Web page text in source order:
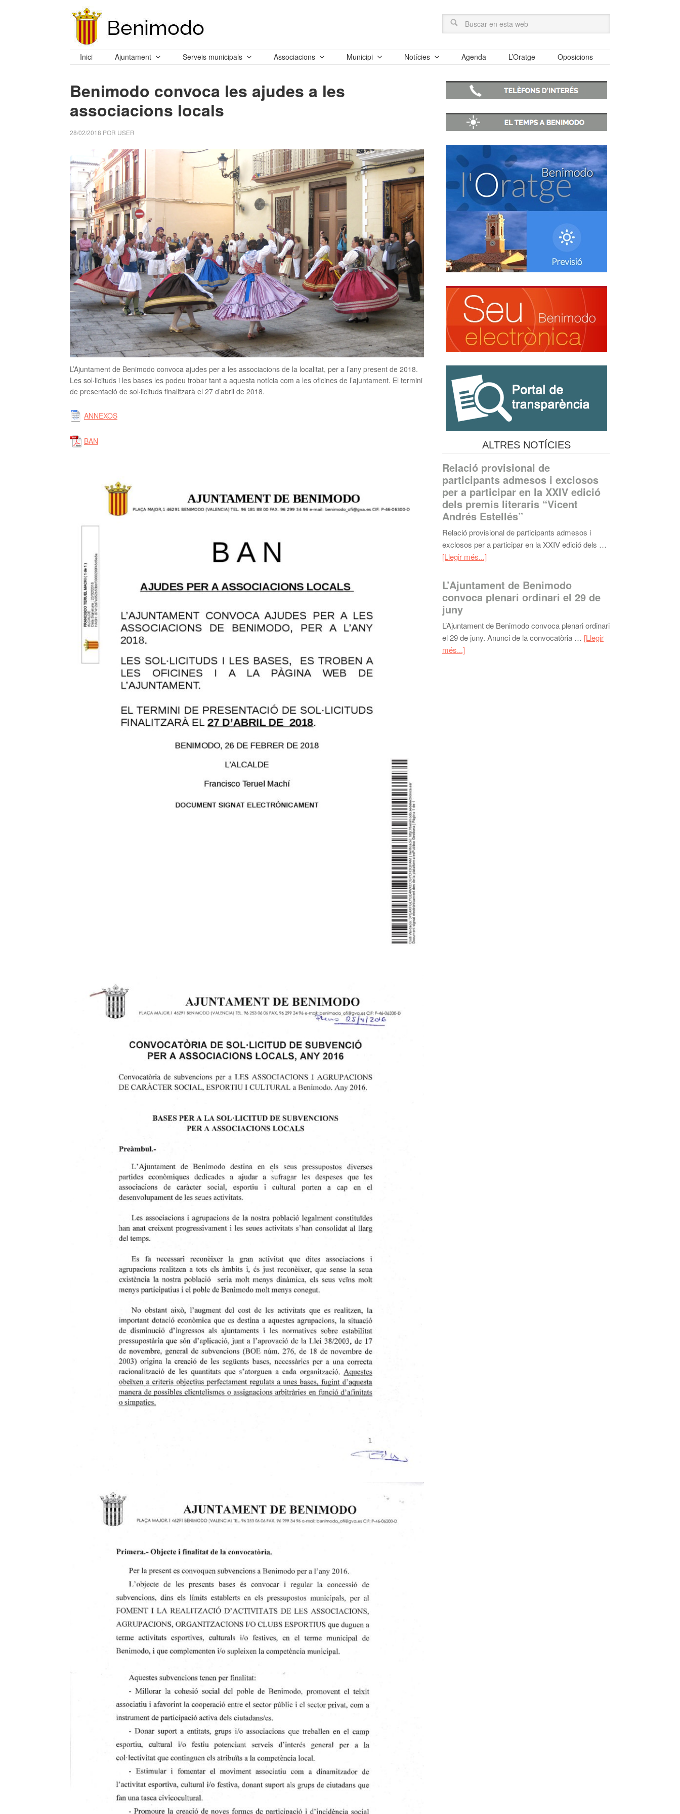
Inici Ajuntament Serveis municipals Associacions Municipi Notícies Agenda L’Oratge Oposicions
Benimodo convoca les ajudes a les
associacions locals
28/02/2018 POR USER
L’Ajuntament de Benimodo convoca ajudes per a les associacions de la localitat, per a l’any present de 2018.
Les sol·licituds i les bases les podeu trobar tant a aquesta notícia com a les oficines de l’ajuntament. El termini
de presentació de sol·licituds finalitzarà el 27 d’abril de 2018.
ANNEXOS
BAN ALTRES NOTÍCIES
Relació provisional de
participants admesos i exclosos
per a participar en la XXIV edició
dels premis literaris “Vicent
Andrés Estellés”
Relació provisional de participants admesos i
exclosos per a participar en la XXIV edició dels …
[Llegir més...]
L’Ajuntament de Benimodo
convoca plenari ordinari el 29 de
juny
L’Ajuntament de Benimodo convoca plenari ordinari
el 29 de juny. Anunci de la convocatòria … [Llegir
més...]